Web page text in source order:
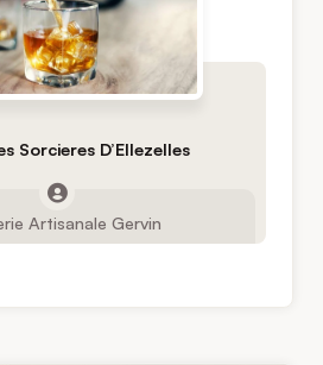
Sorcieres D’Ellezelles
Artisanale Gervin